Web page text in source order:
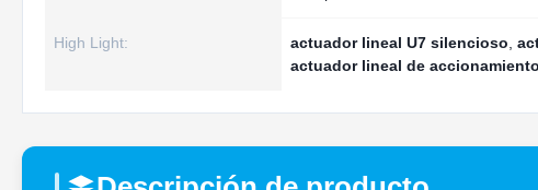
High Light: actuador lineal U7 silencioso
actuador lineal de